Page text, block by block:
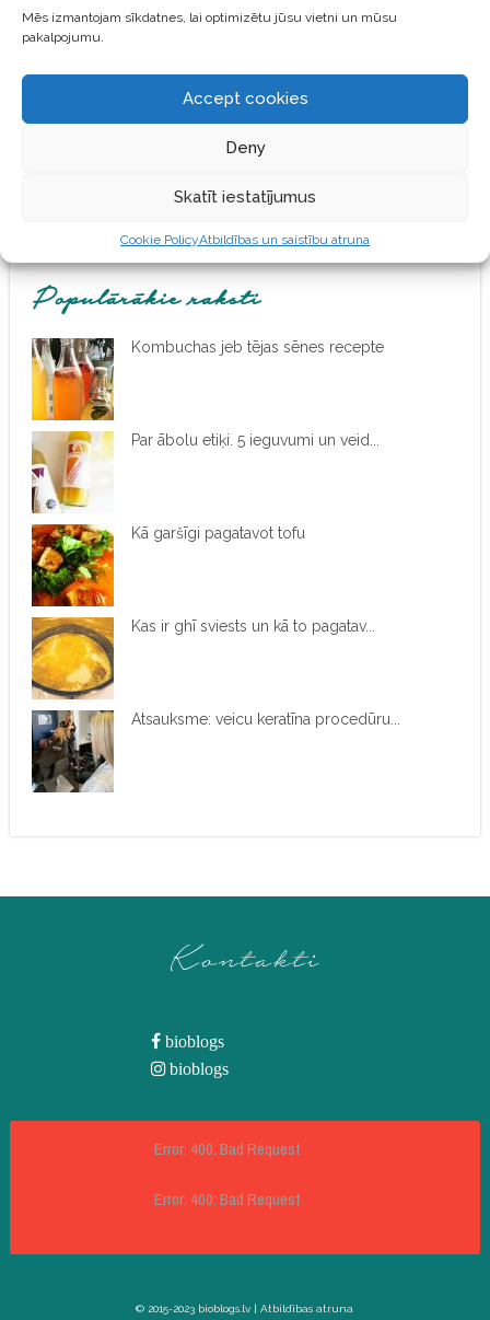
Mēs izmantojam sīkdatnes, lai optimizētu jūsu vietni un mūsu
pakalpojumu.
Accept cookies
Deny
Skatīt iestatījumus
Cookie PolicyAtbildības un saistību atruna
SAGLABĀJIET MANU VĀRDU,
ŠAJĀ PĀRLŪKPROGRAMMĀ
VĒLĒŠOS PIEVIENOT
Populārākie raksti
Kombuchas jeb tējas sēnes recepte
Par ābolu etiķi. 5 ieguvumi un veid...
Kā garšīgi pagatavot tofu
Kas ir ghī sviests un kā to pagatav...
Atsauksme: veicu keratīna procedūru...
Kontakti
bioblogs
bioblogs
Error: 400: Bad Request
Error: 400: Bad Request
© 2015-2023 bioblogs.lv |Atbildības atruna